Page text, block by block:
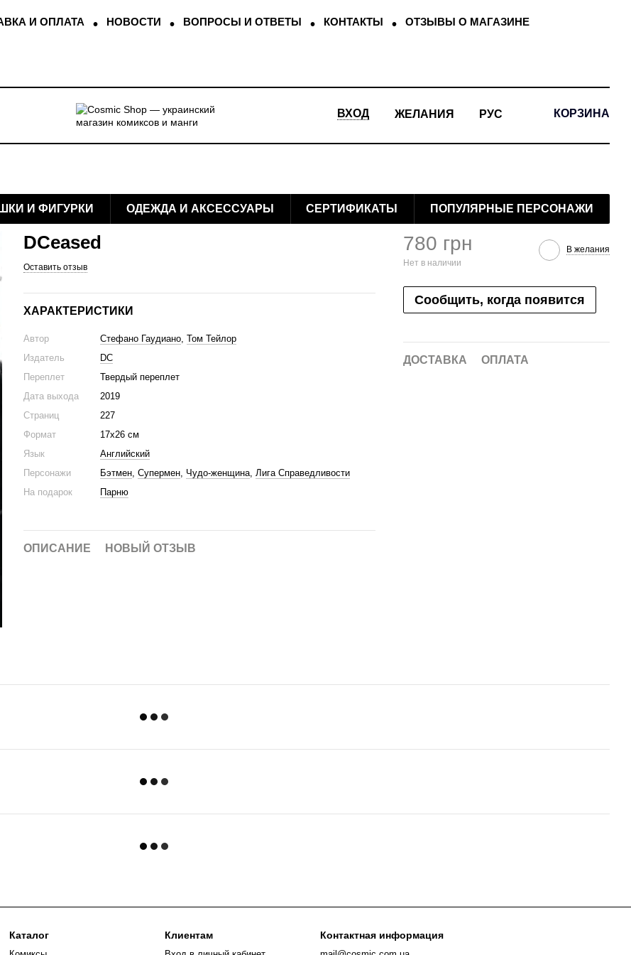
И ОПЛАТА НОВОСТИ ВОПРОСЫ И ОТВЕТЫ КОНТАКТЫ ОТЗЫВЫ О МАГАЗИНЕ
ВХОД ЖЕЛАНИЯ РУС КОРЗИНА
И ФИГУРКИ ОДЕЖДА И АКСЕССУАРЫ СЕРТИФИКАТЫ ПОПУЛЯРНЫЕ ПЕРСОНАЖИ
DCeased
Оставить отзыв
ХАРАКТЕРИСТИКИ
Автор Стефано Гаудиано, Том Тейлор
Издатель
DC
Переплет
Твердый переплет
Дата выхода
2019
Страниц
227
Формат
17х26 см
Язык
Английский
Персонажи
Бэтмен, Супермен, Чудо-женщина, Лига Справедливости
На подарок
Парню
ОПИСАНИЕ НОВЫЙ ОТЗЫВ
780 грн
Нет в наличии
В желания
Сообщить, когда появится
ДОСТАВКА ОПЛАТА
Каталог Клиентам Контактная информация